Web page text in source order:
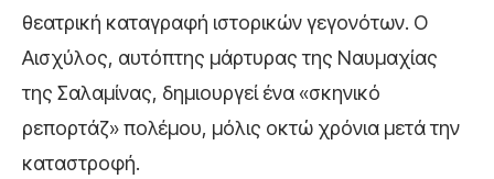
θεατρική καταγραφή ιστορικών γεγονότων. Ο
Αισχύλος, αυτόπτης μάρτυρας της Ναυμαχίας
της Σαλαμίνας, δημιουργεί ένα «σκηνικό
ρεπορτάζ» πολέμου, μόλις οκτώ χρόνια μετά την
καταστροφή.